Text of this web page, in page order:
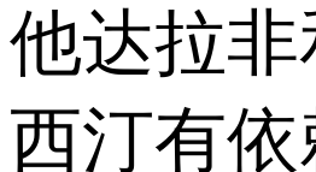
他达拉非
西汀有依